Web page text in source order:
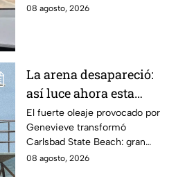
Tijuana este sábado 8 de
08 agosto, 2026
La arena desapareció:
así luce ahora esta
popular playa de
California tras los
efectos de Genevieve
El fuerte oleaje provocado por
Genevieve transformó
Carlsbad State Beach: gran
parte de la arena desapareció y
08 agosto, 2026